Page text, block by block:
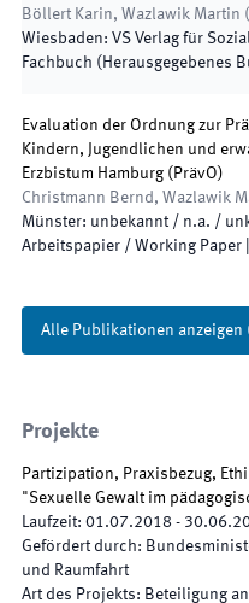
Böllert Karin, Wazlawik Martin (
Wiesbaden: VS Verlag für
Fachbuch (Herausgegebenes
Evaluation der Ordnung zur
Kindern, Jugendlichen und
Erzbistum Hamburg (PrävO)
Christmann Bernd, Wazlawik
Münster: unbekannt / n.a. /
Arbeitspapier / Working Paper
Alle Publikationen anzeigen
Projekte
Partizipation, Praxisbezug,
"Sexuelle Gewalt im
Laufzeit: 01.07.2018 -
Gefördert durch:
und Raumfahrt
Art des Projekts: Beteiligung